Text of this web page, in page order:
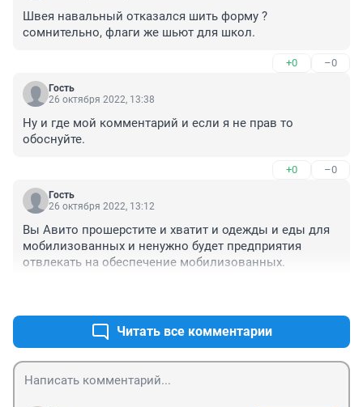
Швея навальный отказался шить форму ?
сомнительно, флаги же шьют для школ.
+0 –0
Гость
26 октября 2022, 13:38
Ну и где мой комментарий и если я не прав то
обоснуйте.
+0 –0
Гость
26 октября 2022, 13:12
Вы Авито прошерстите и хватит и одежды и еды для
мобилизованных и ненужно будет предприятия
отвлекать на обеспечение мобилизованных.
Читать все комментарии